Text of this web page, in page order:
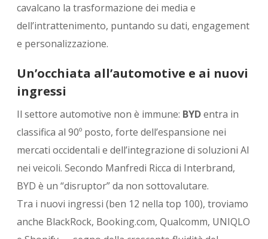
cavalcano la trasformazione dei media e
dell’intrattenimento, puntando su dati, engagement
e personalizzazione.
Un’occhiata all’automotive e ai nuovi
ingressi
Il settore automotive non è immune: BYDentra in
classifica al 90º posto, forte dell’espansione nei
mercati occidentali e dell’integrazione di soluzioni AI
nei veicoli. Secondo Manfredi Ricca di Interbrand,
BYD è un “disruptor” da non sottovalutare.
Tra i nuovi ingressi (ben 12 nella top 100), troviamo
anche BlackRock, Booking.com, Qualcomm, UNIQLO